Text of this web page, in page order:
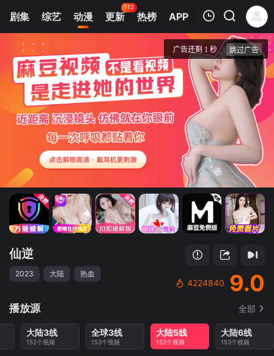
剧集 综艺 动漫 更新
113
热榜 APP
第142集
仙逆
清空
仙逆
2023 大陆 热血
4224840 9.0
播放源 全部
大陆3线
152个视频
全球3线
153个视频
大陆5线
152个视频
大陆6线
153个视频